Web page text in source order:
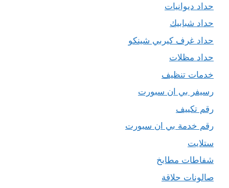
حداد ديوانيات
حداد شبابيك
حداد غرف كيربي شينكو
حداد مظلات
خدمات تنظيف
رسيفر بي ان سبورت
رقم تكييف
رقم خدمة بي ان سبورت
ستلايت
شفاطات مطابخ
صالونات حلاقة